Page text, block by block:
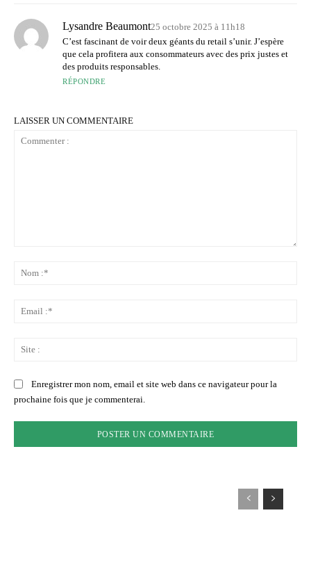
Lysandre Beaumont25 octobre 2025 à 11h18
C’est fascinant de voir deux géants du retail s’unir. J’espère
que cela profitera aux consommateurs avec des prix justes et
des produits responsables.
RÉPONDRE
LAISSER UN COMMENTAIRE
Enregistrer mon nom, email et site web dans ce navigateur pour la
prochaine fois que je commenterai.